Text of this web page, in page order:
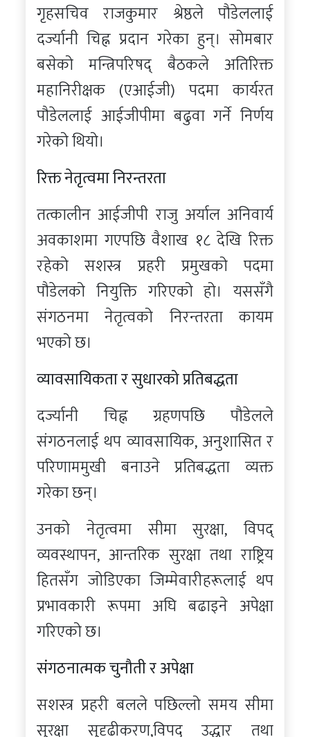
गृहसचिव राजकुमार श्रेष्ठले पौडेललाई
दर्ज्यानी चिह्न प्रदान गरेका हुन्। सोमबार
बसेको मन्त्रिपरिषद् बैठकले अतिरिक्त
महानिरीक्षक (एआईजी) पदमा कार्यरत
पौडेललाई आईजीपीमा बढुवा गर्ने निर्णय
गरेको थियो।
रिक्त नेतृत्वमा निरन्तरता
तत्कालीन आईजीपी राजु अर्याल अनिवार्य
अवकाशमा गएपछि वैशाख १८ देखि रिक्त
रहेको सशस्त्र प्रहरी प्रमुखको पदमा
पौडेलको नियुक्ति गरिएको हो। यससँगै
संगठनमा नेतृत्वको निरन्तरता कायम
भएको छ।
व्यावसायिकता र सुधारको प्रतिबद्धता
दर्ज्यानी चिह्न ग्रहणपछि पौडेलले
संगठनलाई थप व्यावसायिक, अनुशासित र
परिणाममुखी बनाउने प्रतिबद्धता व्यक्त
गरेका छन्।
उनको नेतृत्वमा सीमा सुरक्षा, विपद्
व्यवस्थापन, आन्तरिक सुरक्षा तथा राष्ट्रिय
हितसँग जोडिएका जिम्मेवारीहरूलाई थप
प्रभावकारी रूपमा अघि बढाइने अपेक्षा
गरिएको छ।
संगठनात्मक चुनौती र अपेक्षा
सशस्त्र प्रहरी बलले पछिल्लो समय सीमा
सुरक्षा सुदृढीकरण,विपद् उद्धार तथा